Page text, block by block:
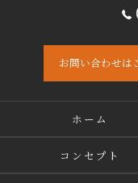
お問い合わせは
ホーム
コンセプト